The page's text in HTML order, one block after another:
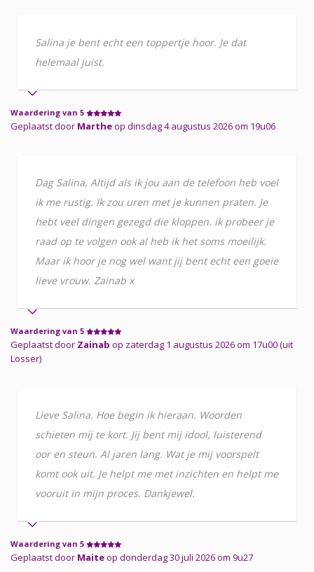
Salina je bent echt een toppertje hoor. Je dat
helemaal juist.
Waardering van 5
Geplaatst door Martheop dinsdag 4 augustus 2026 om 19u06
Dag Salina, Altijd als ik jou aan de telefoon heb voel
ik me rustig. Ik zou uren met je kunnen praten. Je
hebt veel dingen gezegd die kloppen. ik probeer je
raad op te volgen ook al heb ik het soms moeilijk.
Maar ik hoor je nog wel want jij bent echt een goeie
lieve vrouw. Zainab x
Waardering van 5
Geplaatst door Zainab op zaterdag 1 augustus 2026 om 17u00 (uit
Losser)
Lieve Salina. Hoe begin ik hieraan. Woorden
schieten mij te kort. Jij bent mij idool, luisterend
oor en steun. Al jaren lang. Wat je mij voorspelt
komt ook uit. Je helpt me met inzichten en helpt me
vooruit in mijn proces. Dankjewel.
Waardering van 5
Geplaatst door Maiteop donderdag 30 juli 2026 om 9u27